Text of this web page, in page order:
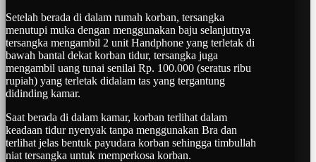
Setelah berada di dalam rumah korban, tersangka
menutupi muka dengan menggunakan baju selanjutnya
tersangka mengambil 2 unit Handphone yang terletak di
bawah bantal dekat korban tidur, tersangka juga
mengambil uang tunai senilai Rp. 100.000 (seratus ribu
rupiah) yang terletak didalam tas yang tergantung
didinding kamar.
Saat berada di dalam kamar, korban terlihat dalam
keadaan tidur nyenyak tanpa menggunakan Bra dan
terlihat jelas bentuk payudara korban sehingga timbullah
niat tersangka untuk memperkosa korban.